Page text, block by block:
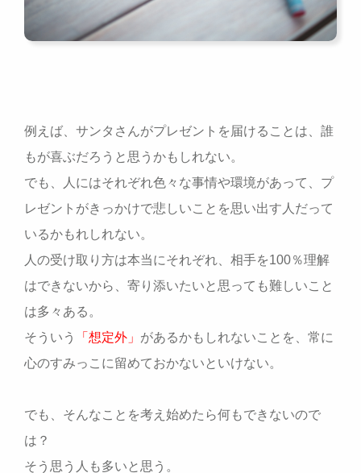
例えば、サンタさんがプレゼントを届けることは、誰
もが喜ぶだろうと思うかもしれない。
でも、人にはそれぞれ色々な事情や環境があって、プ
レゼントがきっかけで悲しいことを思い出す人だって
いるかもれしれない。
人の受け取り方は本当にそれぞれ、相手を100％理解
はできないから、寄り添いたいと思っても難しいこと
は多々ある。
そういう
「想定外」 があるかもしれないことを、常に
心のすみっこに留めておかないといけない。
でも、そんなことを考え始めたら何もできないので
は？
そう思う人も多いと思う。